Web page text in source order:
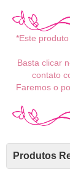
*Este
Basta clicar
contato
Faremos o
Produtos